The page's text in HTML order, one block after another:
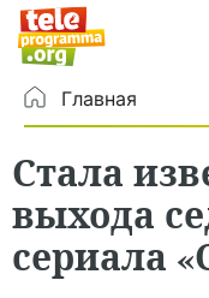
Главная
Стала
выхода
сериала